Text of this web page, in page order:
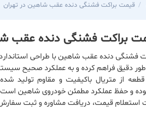
قیمت براکت فشنگی دنده عقب شاهین در تهران
براکت فشنگی دنده عقب
فشنگی دنده عقب شاهین با طراحی
دقیق فراهم کرده و به عملکرد صحیح
قطعه از متریال باکیفیت و مقاوم تولید
و حفظ عملکرد مطمئن خودروی شاهین
قیمت، دریافت مشاوره و ثبت